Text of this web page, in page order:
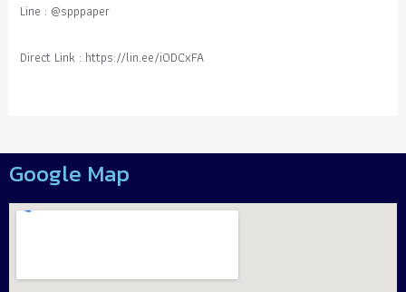
Line : @spppaper
Direct Link : https://lin.ee/i0DCxFA
Google Map